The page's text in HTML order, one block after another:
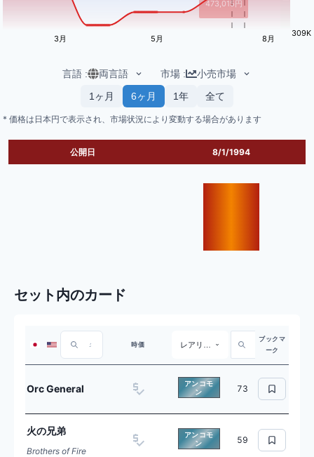
309K
3月 5月 8月
473,015円
言語 : 両言語 市場 :
小売市場
1ヶ月
6ヶ月 1年 全て
* 価格は日本円で表示され、市場状況により変動する場合があります
公開日 8/1/1994
セット内のカード
時価 レアリティ
ブックマ
ーク
Orc General
アンコモ
ン
73
火の兄弟
Brothers of Fire
アンコモ
ン
59